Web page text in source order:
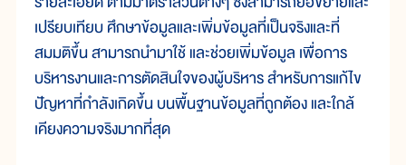
เปรียบเทียบ ศึกษาข้อมูลและเพิ่มข้อมูลที่เป็นจริงและที่
สมมติขึ้น สามารถนำมาใช้ และช่วยเพิ่มข้อมูล เพื่อการ
บริหารงานและการตัดสินใจของผู้บริหาร สำหรับการแก้ไข
ปัญหาที่กำลังเกิดขึ้น บนพื้นฐานข้อมูลที่ถูกต้อง และใกล้
เคียงความจริงมากที่สุด